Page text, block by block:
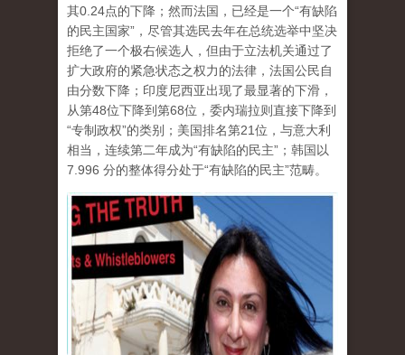
其0.24点的下降；然而法国，已经是一个“有缺陷
的民主国家”，尽管其选民去年在总统选举中坚决
拒绝了一个极右候选人，但由于立法机关通过了
扩大政府的紧急状态之权力的法律，法国公民自
由分数下降；印度尼西亚出现了最显著的下滑，
从第48位下降到第68位，委内瑞拉则直接下降到
“专制政权”的类别；美国排名第21位，与意大利
相当，连续第二年成为“有缺陷的民主”；韩国以
7.996 分的整体得分处于“有缺陷的民主”范畴。